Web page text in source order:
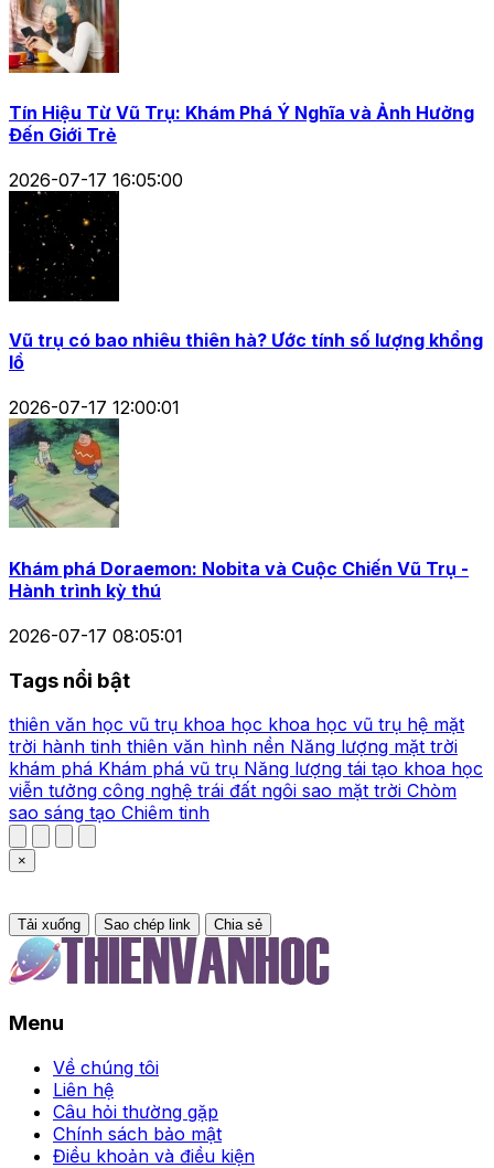
Tín Hiệu Từ Vũ Trụ: Khám Phá Ý Nghĩa và Ảnh Hưởng
Đến Giới Trẻ
2026-07-17 16:05:00
Vũ trụ có bao nhiêu thiên hà? Ước tính số lượng khổng
lồ
2026-07-17 12:00:01
Khám phá Doraemon: Nobita và Cuộc Chiến Vũ Trụ -
Hành trình kỳ thú
2026-07-17 08:05:01
Tags nổi bật
thiên văn học vũ trụ khoa học khoa học vũ trụ hệ mặt
trời hành tinh thiên văn hình nền Năng lượng mặt trời
khám phá Khám phá vũ trụ Năng lượng tái tạo khoa học
viễn tưởng công nghệ trái đất ngôi sao mặt trời Chòm
sao sáng tạo Chiêm tinh
×
Tải xuống Sao chép link Chia sẻ
Menu
Về chúng tôi
Liên hệ
Câu hỏi thường gặp
Chính sách bảo mật
Điều khoản và điều kiện